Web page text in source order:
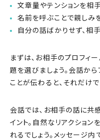
文章量やテンションを相
名前を呼ぶことで親しみ
自分の話ばかりせず、相
まずは、お相手のプロフィ
題を選びましょう。会話か
ことが伝わると、それだけ
会話では、お相手の話に共
イント。自然なリアクショ
れるでしょう。メッセージ